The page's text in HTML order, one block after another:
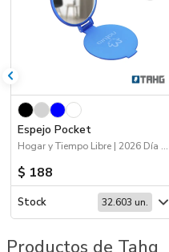
Espejo Pocket
Hogar y Tiempo Libre | 2026 Día de la Niñez | Viajes
$ 188
Stock 32.603 un.
Productos de Tahg